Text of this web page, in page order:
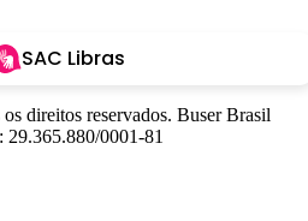
SAC Libras
direitos reservados. Buser Brasil
0001-81